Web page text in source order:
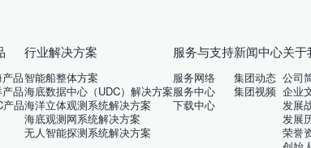
品
品
产品
行业解决方案
智能船整体方案
海底数据中心（UDC）解决方案
海洋立体观测系统解决方案
海底观测网系统解决方案
无人智能探测系统解决方案
服务与支持
服务网络
服务中心
下载中心
新闻中心
集团动态
集团视频
关于
公司
企业
发展
发展
荣誉